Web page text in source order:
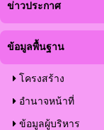
ข่าวประกาศ
ข้อมูลพื้นฐาน
โครงสร้าง
อำนาจหน้าที่
ข้อมูลผู้บริหาร